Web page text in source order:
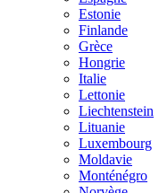
Estonie
Finlande
Grèce
Hongrie
Italie
Lettonie
Liechtenstein
Lituanie
Luxembourg
Moldavie
Monténégro